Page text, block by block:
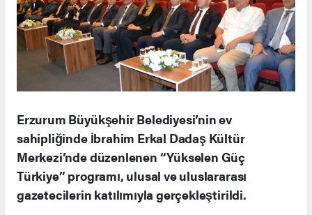
Erzurum Büyükşehir Belediyesi’nin ev
sahipliğinde İbrahim Erkal Dadaş Kültür
Merkezi’nde düzenlenen “Yükselen Güç
Türkiye” programı, ulusal ve uluslararası
gazetecilerin katılımıyla gerçekleştirildi.